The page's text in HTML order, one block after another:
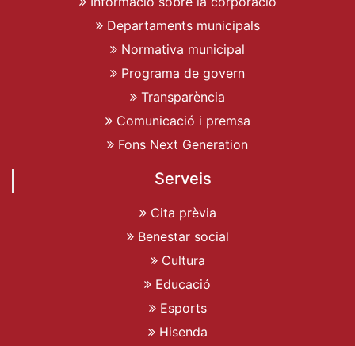
Departaments municipals
Normativa municipal
Programa de govern
Transparència
Comunicació i premsa
Fons Next Generation
Serveis
Cita prèvia
Benestar social
Cultura
Educació
Esports
Hisenda